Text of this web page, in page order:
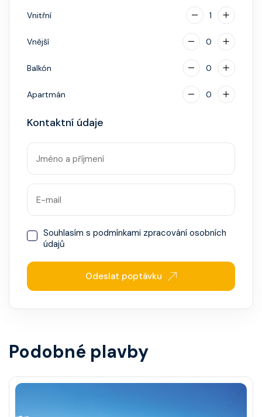
hotovostní zálohu.
Vnitřní 1
Vnější 0
Balkón 0
Apartmán 0
Kontaktní údaje
Souhlasím s podmínkami zpracování osobních
údajů
Odeslat poptávku
Podobné plavby